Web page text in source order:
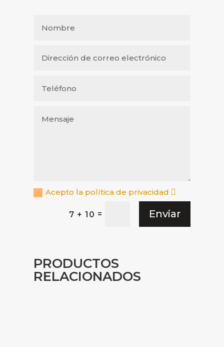
Acepto la política de privacidad
7 + 10 = Enviar
PRODUCTOS
RELACIONADOS